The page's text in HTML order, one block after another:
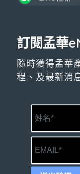
訂閱孟華
隨時獲得孟華
程、及最新消